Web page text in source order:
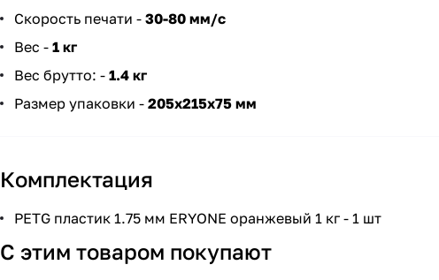
Скорость печати - 30-80 мм/c
Вес - 1 кг
Вес брутто: - 1.4 кг
Размер упаковки - 205х215х75 мм
Комплектация
PETG пластик 1.75 мм ERYONE оранжевый 1 кг - 1 шт
С этим товаром покупают